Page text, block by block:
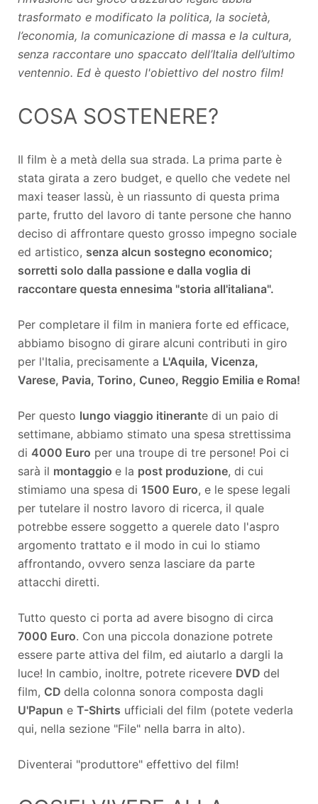
trasformato e modificato la politica, la società,
l’economia, la comunicazione di massa e la cultura,
senza raccontare uno spaccato dell’Italia dell’ultimo
ventennio. Ed è questo l'obiettivo del nostro film!
COSA SOSTENERE?
Il film è a metà della sua strada. La prima parte è
stata girata a zero budget, e quello che vedete nel
maxi teaser lassù, è un riassunto di questa prima
parte, frutto del lavoro di tante persone che hanno
deciso di affrontare questo grosso impegno sociale
ed artistico, senza alcun sostegno economico;
sorretti solo dalla passione e dalla voglia di
raccontare questa ennesima "storia all'italiana".
Per completare il film in maniera forte ed efficace,
abbiamo bisogno di girare alcuni contributi in giro
per l'Italia, precisamente a L'Aquila, Vicenza,
Varese, Pavia, Torino, Cuneo, Reggio Emilia e Roma!
Per questo lungo viaggio itinerante di un paio di
settimane, abbiamo stimato una spesa strettissima
di 4000 Euro per una troupe di tre persone! Poi ci
sarà il montaggio e la post produzione, di cui
stimiamo una spesa di 1500 Euro, e le spese legali
per tutelare il nostro lavoro di ricerca, il quale
potrebbe essere soggetto a querele dato l'aspro
argomento trattato e il modo in cui lo stiamo
affrontando, ovvero senza lasciare da parte
attacchi diretti.
Tutto questo ci porta ad avere bisogno di circa
7000 Euro. Con una piccola donazione potrete
essere parte attiva del film, ed aiutarlo a dargli la
luce! In cambio, inoltre, potrete ricevere DVD del
film, CD della colonna sonora composta dagli
U'Papun e T-Shirts ufficiali del film (potete vederla
qui, nella sezione "File" nella barra in alto).
Diventerai "produttore" effettivo del film!